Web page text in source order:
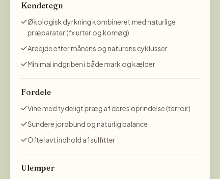
Kendetegn
Økologisk dyrkning kombineret med naturlige
præparater (fx urter og komøg)
Arbejde efter månens og naturens cyklusser
Minimal indgriben i både mark og kælder
Fordele
Vine med tydeligt præg af deres oprindelse (terroir)
Sundere jordbund og naturlig balance
Ofte lavt indhold af sulfitter
Ulemper